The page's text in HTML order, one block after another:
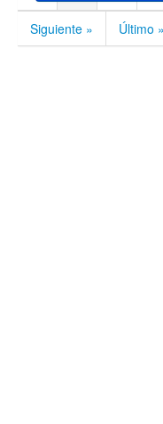
Siguiente »
Último »